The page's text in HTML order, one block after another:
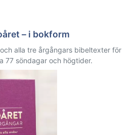
– i bokform
alla tre årgångars bibeltexter för
77 söndagar och högtider.